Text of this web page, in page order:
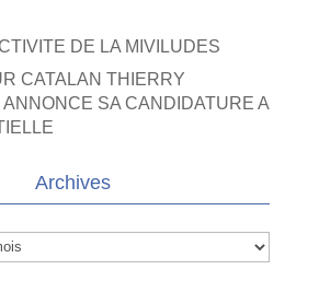
DE LA MIVILUDES
CATALAN THIERRY
SA CANDIDATURE A
Archives